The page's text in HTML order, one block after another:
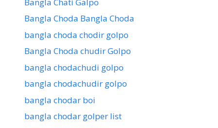
Bangla Choda Bangla Choda
bangla choda chodir golpo
Bangla Choda chudir Golpo
bangla chodachudi golpo
bangla chodachudir golpo
bangla chodar boi
bangla chodar golper list